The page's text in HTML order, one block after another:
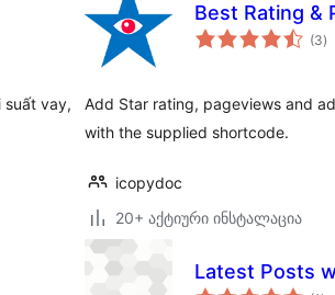
suất vay,
Best Rating &
(3)
Add Star rating, pageviews and
with the supplied shortcode.
icopydoc
20+ აქტიური ინსტალაცია
Latest Posts